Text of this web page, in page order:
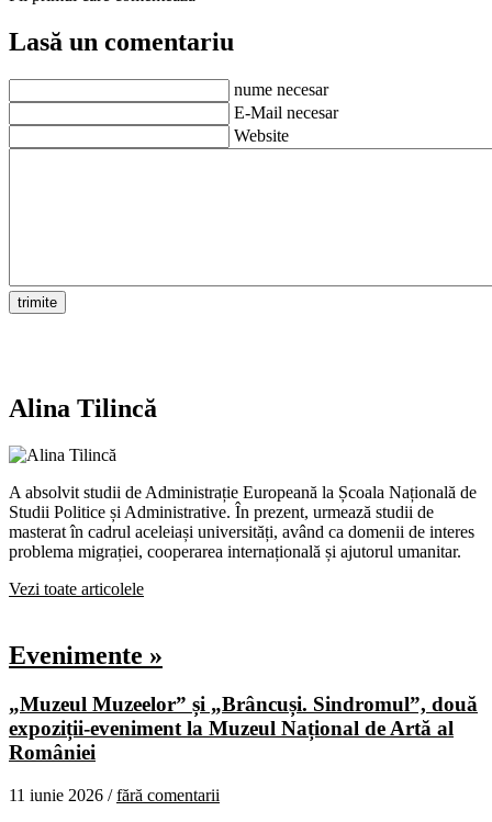
Lasă un comentariu
nume necesar
E-Mail necesar
Website
Alina Tilincă
A absolvit studii de Administrație Europeană la Școala Națională de
Studii Politice și Administrative. În prezent, urmează studii de
masterat în cadrul aceleiași universități, având ca domenii de interes
problema migrației, cooperarea internațională și ajutorul umanitar.
Vezi toate articolele
Evenimente »
„Muzeul Muzeelor” și „Brâncuși. Sindromul”, două
expoziții-eveniment la Muzeul Național de Artă al
României
11 iunie 2026 /fără comentarii